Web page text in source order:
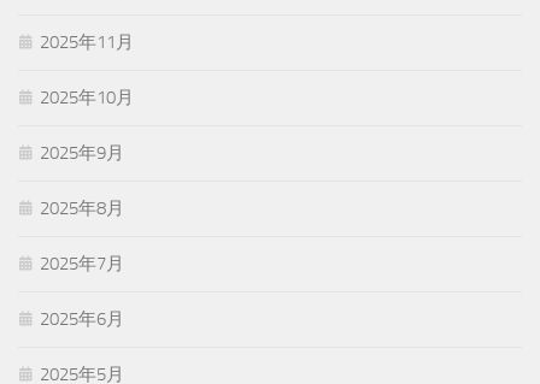
2025年11月
2025年10月
2025年9月
2025年8月
2025年7月
2025年6月
2025年5月